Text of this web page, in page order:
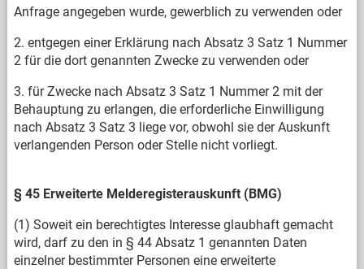
Anfrage angegeben wurde, gewerblich zu verwenden oder
2. entgegen einer Erklärung nach Absatz 3 Satz 1 Nummer
2 für die dort genannten Zwecke zu verwenden oder
3. für Zwecke nach Absatz 3 Satz 1 Nummer 2 mit der
Behauptung zu erlangen, die erforderliche Einwilligung
nach Absatz 3 Satz 3 liege vor, obwohl sie der Auskunft
verlangenden Person oder Stelle nicht vorliegt.
§ 45 Erweiterte Melderegisterauskunft (BMG)
(1) Soweit ein berechtigtes Interesse glaubhaft gemacht
wird, darf zu den in § 44 Absatz 1 genannten Daten
einzelner bestimmter Personen eine erweiterte